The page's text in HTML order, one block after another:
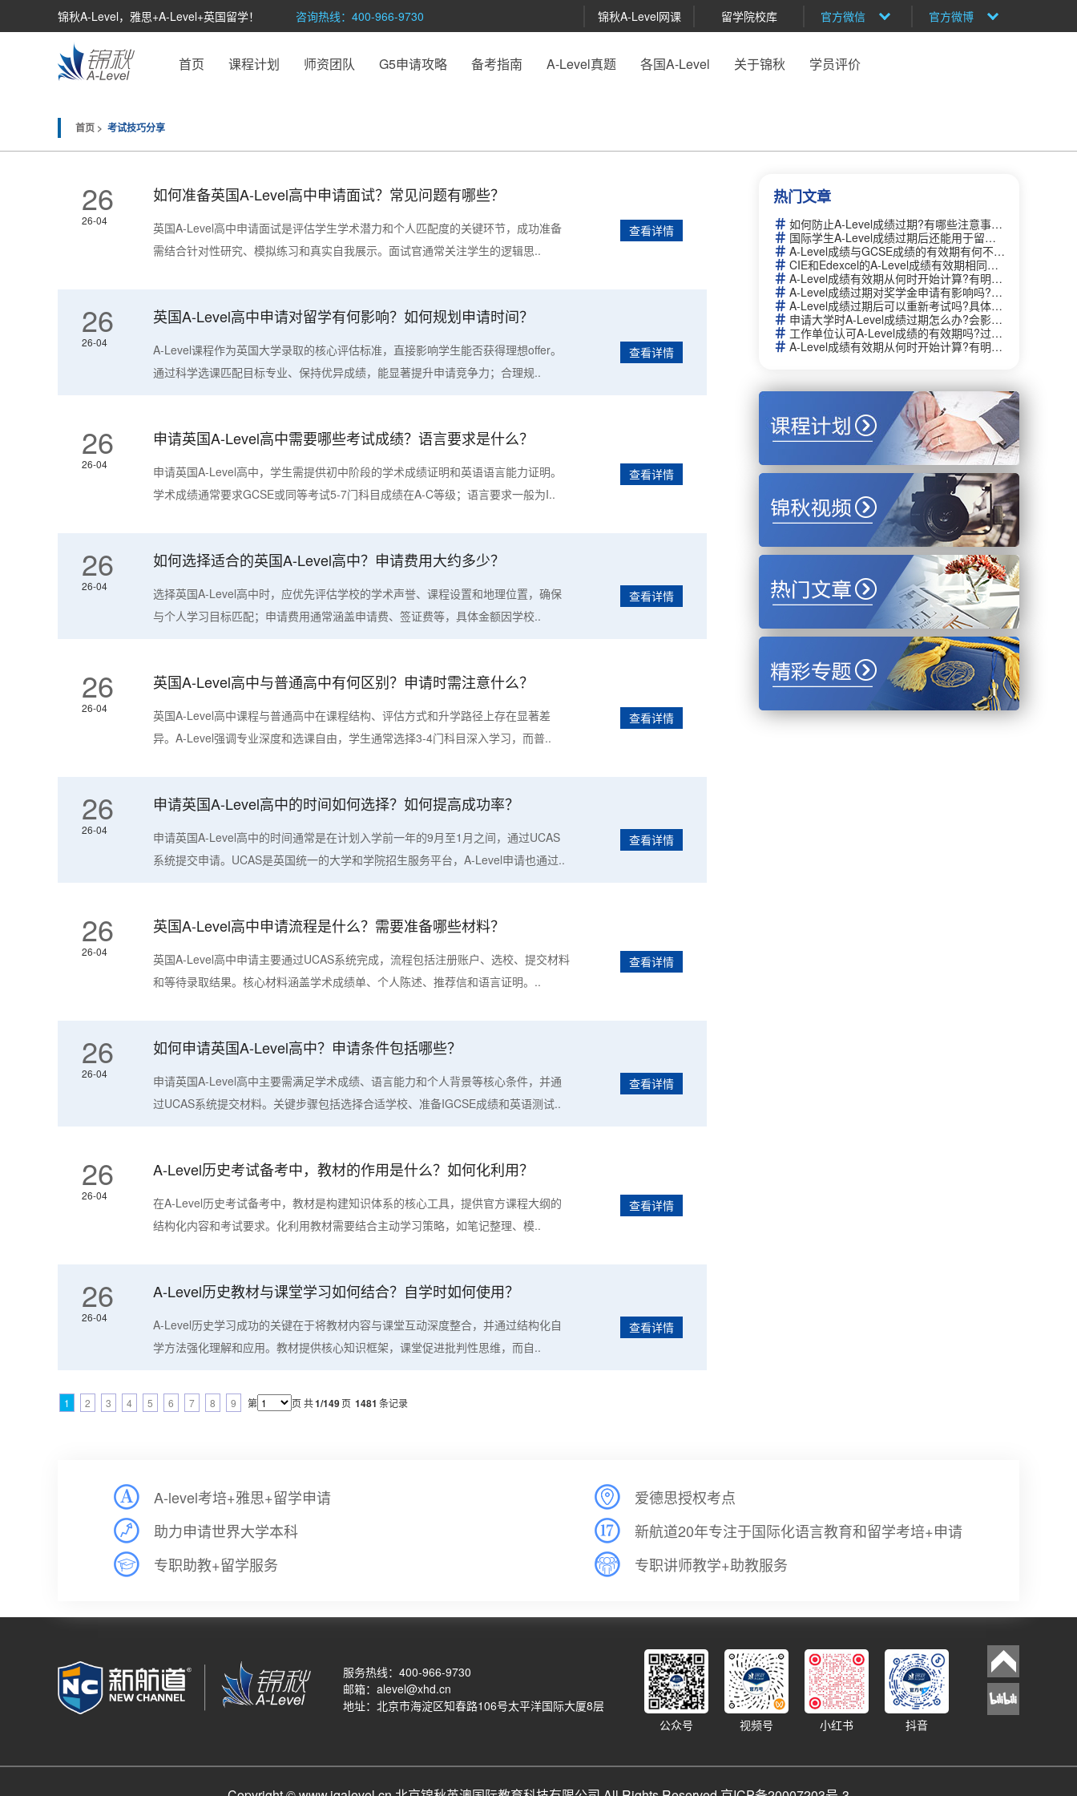
锦秋A-Level，雅思+A-Level+英国留学！ 咨询热线：400-966-9730 锦秋A-Level网课 留学院校库 官方微信 官方微博
首页 课程计划 师资团队 G5申请攻略 备考指南 A-Level真题 各国A-Level 关于锦秋 学员评价
首页 > 考试技巧分享
26
26-04
如何准备英国A-Level高中申请面试？常见问题有哪些？
英国A-Level高中申请面试是评估学生学术潜力和个人匹配度的关键环节，成功准备
需结合针对性研究、模拟练习和真实自我展示。面试官通常关注学生的逻辑思..
查看详情
26
26-04
英国A-Level高中申请对留学有何影响？如何规划申请时间？
A-Level课程作为英国大学录取的核心评估标准，直接影响学生能否获得理想offer。
通过科学选课匹配目标专业、保持优异成绩，能显著提升申请竞争力；合理规..
查看详情
26
26-04
申请英国A-Level高中需要哪些考试成绩？语言要求是什么？
申请英国A-Level高中，学生需提供初中阶段的学术成绩证明和英语语言能力证明。
学术成绩通常要求GCSE或同等考试5-7门科目成绩在A-C等级；语言要求一般为I..
查看详情
26
26-04
如何选择适合的英国A-Level高中？申请费用大约多少？
选择英国A-Level高中时，应优先评估学校的学术声誉、课程设置和地理位置，确保
与个人学习目标匹配；申请费用通常涵盖申请费、签证费等，具体金额因学校..
查看详情
26
26-04
英国A-Level高中与普通高中有何区别？申请时需注意什么？
英国A-Level高中课程与普通高中在课程结构、评估方式和升学路径上存在显著差
异。A-Level强调专业深度和选课自由，学生通常选择3-4门科目深入学习，而普..
查看详情
26
26-04
申请英国A-Level高中的时间如何选择？如何提高成功率？
申请英国A-Level高中的时间通常是在计划入学前一年的9月至1月之间，通过UCAS
系统提交申请。UCAS是英国统一的大学和学院招生服务平台，A-Level申请也通过..
查看详情
26
26-04
英国A-Level高中申请流程是什么？需要准备哪些材料？
英国A-Level高中申请主要通过UCAS系统完成，流程包括注册账户、选校、提交材料
和等待录取结果。核心材料涵盖学术成绩单、个人陈述、推荐信和语言证明。..
查看详情
26
26-04
如何申请英国A-Level高中？申请条件包括哪些？
申请英国A-Level高中主要需满足学术成绩、语言能力和个人背景等核心条件，并通
过UCAS系统提交材料。关键步骤包括选择合适学校、准备IGCSE成绩和英语测试..
查看详情
26
26-04
A-Level历史考试备考中，教材的作用是什么？如何化利用？
在A-Level历史考试备考中，教材是构建知识体系的核心工具，提供官方课程大纲的
结构化内容和考试要求。化利用教材需要结合主动学习策略，如笔记整理、模..
查看详情
26
26-04
A-Level历史教材与课堂学习如何结合？自学时如何使用？
A-Level历史学习成功的关键在于将教材内容与课堂互动深度整合，并通过结构化自
学方法强化理解和应用。教材提供核心知识框架，课堂促进批判性思维，而自..
查看详情
1 2 3 4 5 6 7 8 9 第 页共1/149页 1481 条记录
热门文章
如何防止A-Level成绩过期?有哪些注意事项和建议？
国际学生A-Level成绩过期后还能用于留学申请吗?如何补救？
A-Level成绩与GCSE成绩的有效期有何不同?哪个更持久？
CIE和Edexcel的A-Level成绩有效期相同吗?如何查询官方信息？
A-Level成绩有效期从何时开始计算?有明确的时间限制吗？
A-Level成绩过期对奖学金申请有影响吗?需要提供额外证明吗？
A-Level成绩过期后可以重新考试吗?具体流程是什么？
申请大学时A-Level成绩过期怎么办?会影响录取吗？
工作单位认可A-Level成绩的有效期吗?过期后需要重新认证吗？
A-Level成绩有效期从何时开始计算?有明确的时间限制吗？
A-level考培+雅思+留学申请
爱德思授权考点
助力申请世界大学本科
新航道20年专注于国际化语言教育和留学考培+申请
专职助教+留学服务
专职讲师教学+助教服务
服务热线：400-966-9730
邮箱：alevel@xhd.cn
地址：北京市海淀区知春路106号太平洋国际大厦8层
公众号
视频号 小红书 抖音